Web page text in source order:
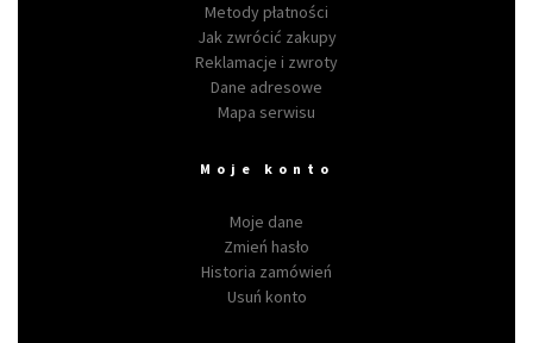
Metody płatności
Jak zwrócić zakupy
Reklamacje i zwroty
Dane adresowe
Mapa serwisu
Moje konto
Moje dane
Zmień hasło
Historia zamówień
Usuń konto